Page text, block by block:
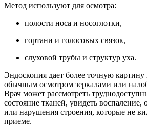
Метод используют для осмотра:
полости носа и носоглотки,
гортани и голосовых связок,
слуховой трубы и структур уха.
Эндоскопия дает более точную
обычным осмотром зеркалами или
Врач может рассмотреть
состояние тканей, увидеть воспаление,
или нарушения строения, которые не
приеме.